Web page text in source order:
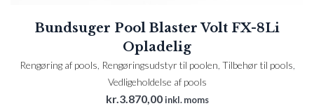
Bundsuger Pool Blaster Volt FX-8Li
Opladelig
Rengøring af pools Rengøringsudstyr til poolen Tilbehør til pools
Vedligeholdelse af pools
kr.3.870,00 inkl. moms